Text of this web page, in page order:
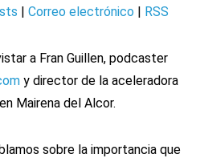
|Correo electrónico | RSS
a Fran Guillen, podcaster
y director de la aceleradora
en Mairena del Alcor.
sobre la importancia que